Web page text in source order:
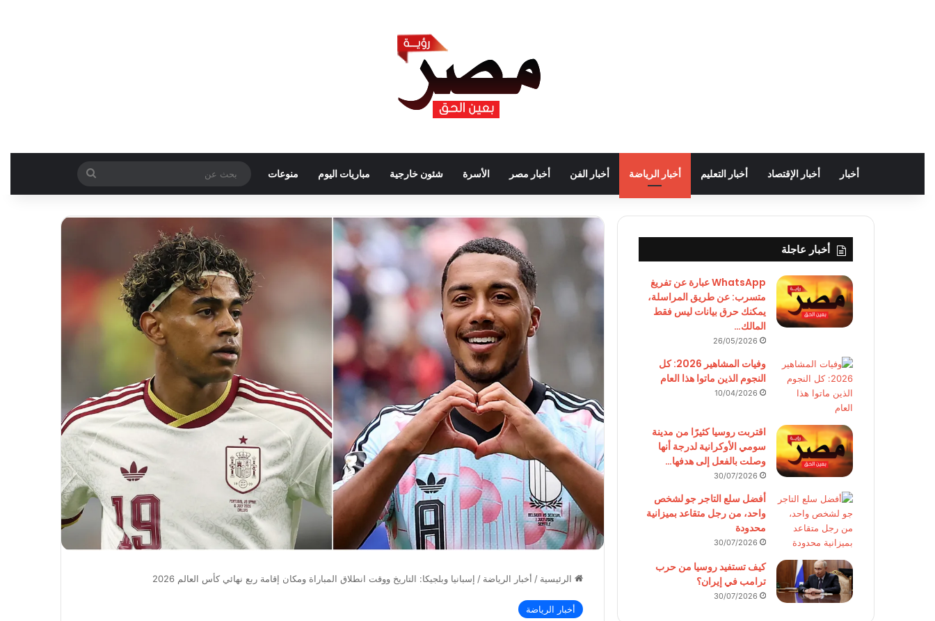
أخبار أخبار الإقتصاد أخبار التعليم أخبار الرياضة أخبار الفن أخبار مصر الأسرة شئون خارجية مباريات اليوم منوعات
بحث
عن
الرئيسية / أخبار الرياضة / إسبانيا وبلجيكا: التاريخ ووقت انطلاق المباراة ومكان إقامة ربع نهائي كأس العالم 2026
أخبار الرياضة
أخبار عاجلة
WhatsApp عبارة عن تفريغ
متسرب: عن طريق المراسلة،
يمكنك حرق بيانات ليس فقط
المالك…
26/05/2026
وفيات المشاهير 2026: كل
النجوم الذين ماتوا هذا العام
10/04/2026
اقتربت روسيا كثيرًا من مدينة
سومي الأوكرانية لدرجة أنها
وصلت بالفعل إلى هدفها…
30/07/2026
أفضل سلع التاجر جو لشخص
واحد، من رجل متقاعد بميزانية
محدودة
30/07/2026
كيف تستفيد روسيا من حرب
ترامب في إيران؟
30/07/2026